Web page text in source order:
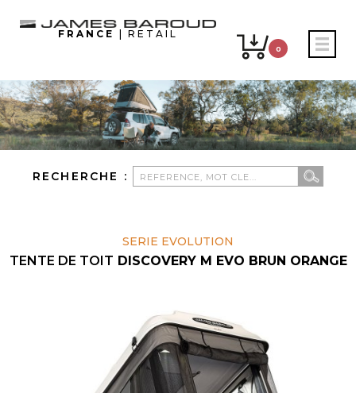
FRANCE | RETAIL
0
RECHERCHE :
SERIE EVOLUTION
TENTE DE TOIT DISCOVERY M EVO BRUN ORANGE